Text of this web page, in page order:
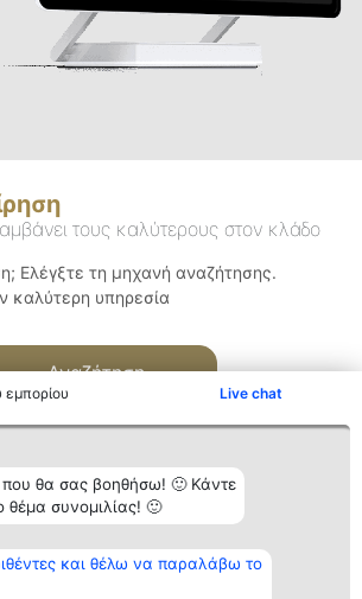
εμπορίου Live chat
που θα σας βοηθήσω! 🙂 Κάντε
θέμα συνομιλίας! 🙂
και θέλω να παραλάβω το
τους καλύτερους στον κλάδο
Ελέγξτε τη μηχανή αναζήτησης.
καλύτερη υπηρεσία
Αναζήτηση
Κατάταξη
Διακριθέντες
Επικοινωνία
Επικοινωνία